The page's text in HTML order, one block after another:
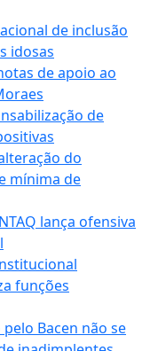
de inclusão
idosas
de apoio ao
de
do
mínima de
lança ofensiva
funções
Bacen não se